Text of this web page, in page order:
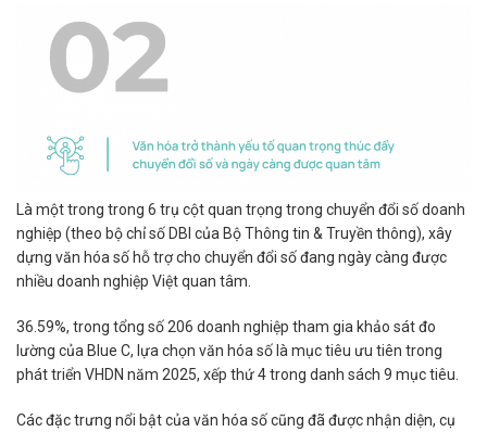
Là một trong trong 6 trụ cột quan trọng trong chuyển đổi số doanh
nghiệp (theo bộ chỉ số DBI của Bộ Thông tin & Truyền thông), xây
dựng văn hóa số hỗ trợ cho chuyển đổi số đang ngày càng được
nhiều doanh nghiệp Việt quan tâm.
36.59%, trong tổng số 206 doanh nghiệp tham gia khảo sát đo
lường của Blue C, lựa chọn văn hóa số là mục tiêu ưu tiên trong
phát triển VHDN năm 2025, xếp thứ 4 trong danh sách 9 mục tiêu.
Các đặc trưng nổi bật của văn hóa số cũng đã được nhận diện, cụ